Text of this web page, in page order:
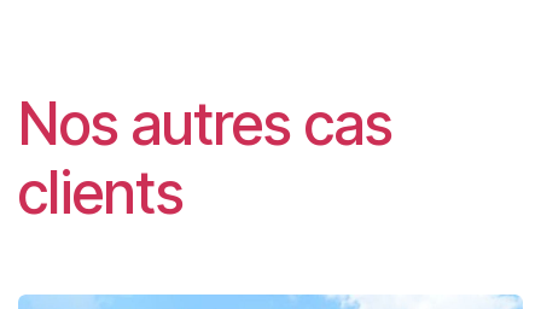
Nos autres cas
clients